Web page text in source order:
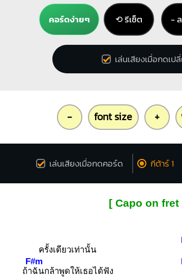
คอร์ดง่ายๆ ⟲ รีเซ็ต −
เล่นเสียงเมื่อกดเป
- font size +
เล่นเสียงเมื่อกดคอร์ด กีต้าร์ 1
[ Capo on fret
ครั้งเดียวเท่านั้น
ถ้า
F#m
ฉันกล้าพูดให้เธอได้ฟัง